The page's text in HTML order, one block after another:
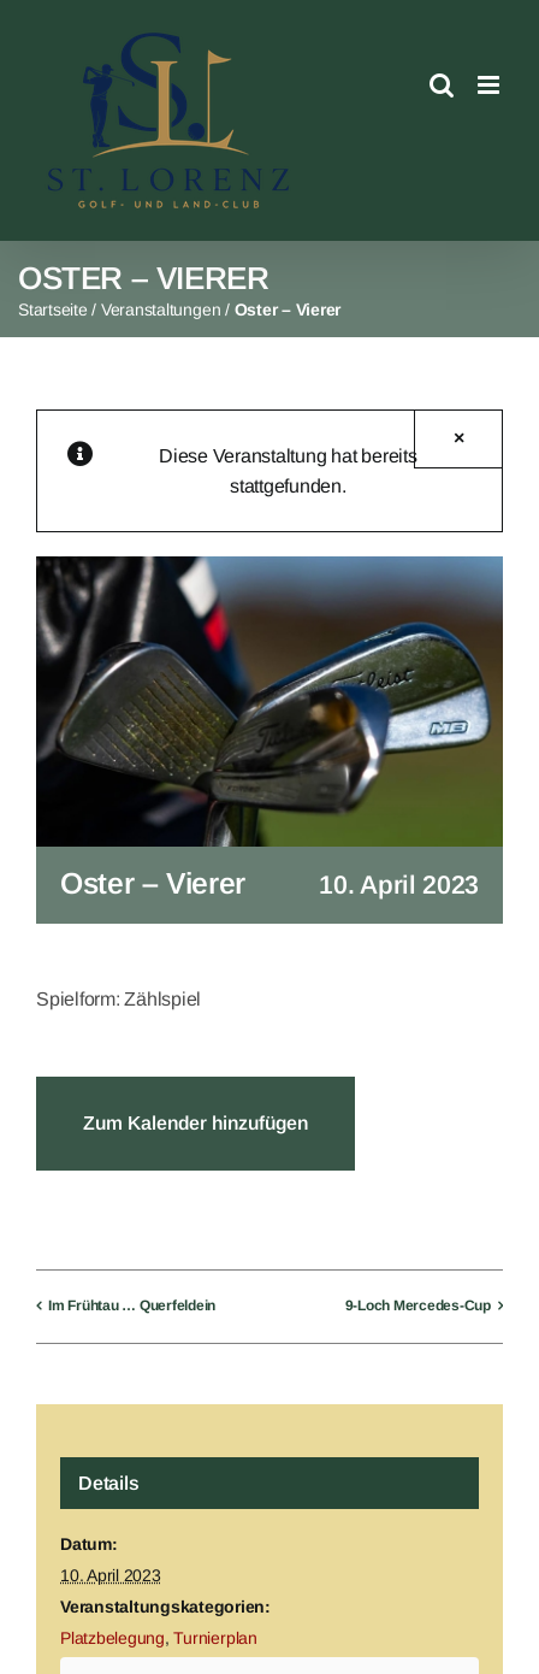
OSTER – VIERER
Startseite / Veranstaltungen / Oster – Vierer
Diese Veranstaltung hat bereits
stattgefunden.
×
Oster – Vierer 10. April 2023
Spielform: Zählspiel
Zum Kalender hinzufügen
Im Frühtau … Querfeldein 9-Loch Mercedes-Cup
Details
Datum:
10. April 2023
Veranstaltungskategorien:
Platzbelegung,Turnierplan